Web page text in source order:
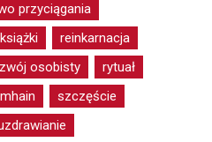
przyciągania
reinkarnacja
osobisty
rytuał
szczęście